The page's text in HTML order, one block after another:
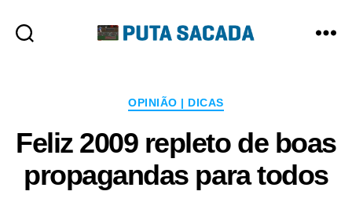
Categorias
OPINIÃO | DICAS
Feliz 2009 repleto de boas
propagandas para todos